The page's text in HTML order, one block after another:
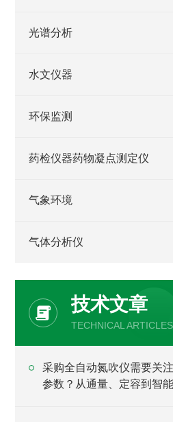
光谱分析
水文仪器
环保监测
药检仪器药物凝点测定仪
气象环境
气体分析仪
技术文章
TECHNICAL ARTICLES
采购全自动氮吹仪需要关
参数？从通量、定容到智